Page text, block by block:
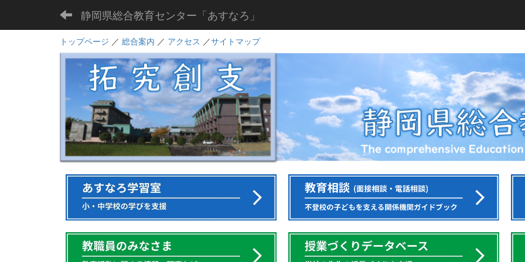
静岡県総合教育センター「あすなろ」
トップページ ／ 総合案内 ／ アクセス ／サイトマップ